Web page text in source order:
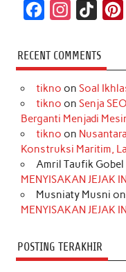
c
e
b
o
k
s
t
a
r
a
m
k
T
o
k
RECENT COMMENTS
tikno on Soal
tikno on Senja
Berganti Menjadi
tikno on
Konstruksi Maritim,
Amril Taufik Gobel
MENYISAKAN JEJAK
Musniaty Musni on
MENYISAKAN JEJAK
POSTING TERAKHIR